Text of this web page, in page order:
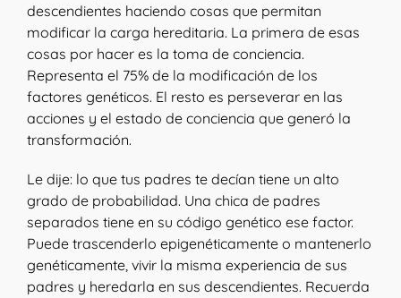
descendientes haciendo cosas que permitan
modificar la carga hereditaria. La primera de esas
cosas por hacer es la toma de conciencia.
Representa el 75% de la modificación de los
factores genéticos. El resto es perseverar en las
acciones y el estado de conciencia que generó la
transformación.
Le dije: lo que tus padres te decían tiene un alto
grado de probabilidad. Una chica de padres
separados tiene en su código genético ese factor.
Puede trascenderlo epigenéticamente o mantenerlo
genéticamente, vivir la misma experiencia de sus
padres y heredarla en sus descendientes. Recuerda